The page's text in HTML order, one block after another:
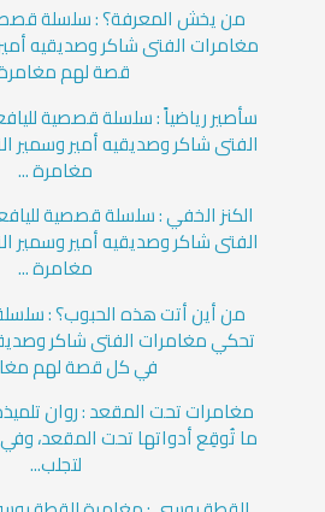
من يخش المعرفة؟ : سلسلة
مغامرات الفتى شاكر وصديقيه
قصة لهم
سأصير رياضياً : سلسلة قصصية
الفتى شاكر وصديقيه أمير
مغامرة ...
الكنز الخفي : سلسلة قصصية
الفتى شاكر وصديقيه أمير
مغامرة ...
من أين أتت هذه الحبوب؟ :
تحكي مغامرات الفتى شاكر
في كل قصة لهم
مغامرات تحت المقعد : روان
ما تُوقِع أدواتها تحت المقعد، وفي
لتجلب...